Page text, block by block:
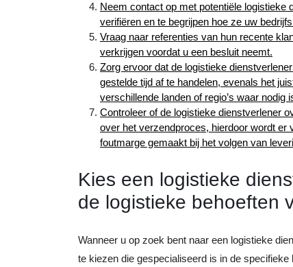
Neem contact op met potentiële
verifiëren en te begrijpen hoe ze uw
Vraag naar referenties van hun recente
verkrijgen voordat u een besluit neemt.
Zorg ervoor dat de logistieke
gestelde tijd af te handelen, evenals het
verschillende landen of regio’s waar nodig
Controleer of de logistieke dienstverlener
over het verzendproces, hierdoor wordt er
foutmarge gemaakt bij het volgen van
Kies een logistieke
de logistieke behoeften
Wanneer u op zoek bent naar een logistieke
te kiezen die gespecialiseerd is in de